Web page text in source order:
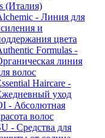
(Италия)
- Линия для
и
цвета
Formulas -
линия
волос
Haircare -
уход
- Абсолютная
волос
- Средства для